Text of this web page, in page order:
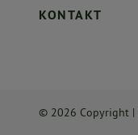
KONTAKT
© 2026 Copyright |